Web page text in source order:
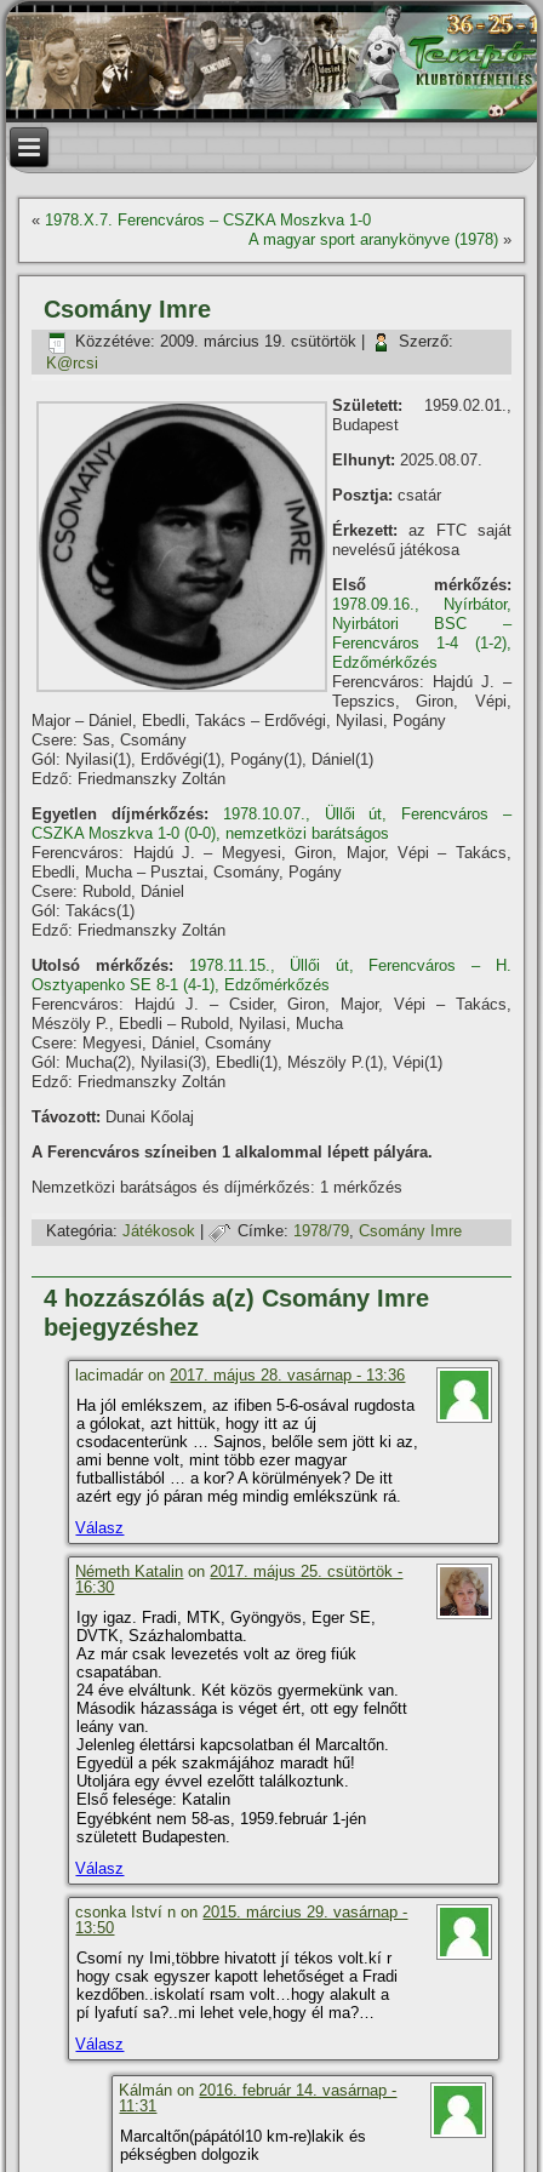
« 1978.X.7. Ferencváros – CSZKA Moszkva 1-0
A magyar sport aranykönyve (1978)»
Csomány Imre
Közzétéve: 2009. március 19. csütörtök
Szerző:
K@rcsi
Született: 1959.02.01.,
Budapest
Elhunyt: 2025.08.07.
Posztja: csatár
Érkezett: az FTC saját
nevelésű játékosa
Első mérkőzés:
1978.09.16., Nyírbátor,
Nyirbátori BSC –
Ferencváros 1-4 (1-2),
Edzőmérkőzés
Ferencváros: Hajdú J. –
Tepszics, Giron, Vépi,
Major – Dániel, Ebedli, Takács – Erdővégi, Nyilasi, Pogány
Csere: Sas, Csomány
Gól: Nyilasi(1), Erdővégi(1), Pogány(1), Dániel(1)
Edző: Friedmanszky Zoltán
Egyetlen díjmérkőzés:
1978.10.07., Üllői út, Ferencváros –
CSZKA Moszkva 1-0 (0-0), nemzetközi barátságos
Ferencváros: Hajdú J. – Megyesi, Giron, Major, Vépi – Takács,
Ebedli, Mucha – Pusztai, Csomány, Pogány
Csere: Rubold, Dániel
Gól: Takács(1)
Edző: Friedmanszky Zoltán
Utolsó mérkőzés:
1978.11.15., Üllői út, Ferencváros – H.
Osztyapenko SE 8-1 (4-1), Edzőmérkőzés
Ferencváros: Hajdú J. – Csider, Giron, Major, Vépi – Takács,
Mészöly P., Ebedli – Rubold, Nyilasi, Mucha
Csere: Megyesi, Dániel, Csomány
Gól: Mucha(2), Nyilasi(3), Ebedli(1), Mészöly P.(1), Vépi(1)
Edző: Friedmanszky Zoltán
Távozott: Dunai Kőolaj
A Ferencváros szí­neiben 1 alkalommal lépett pályára.
Nemzetközi barátságos és dí­jmérkőzés: 1 mérkőzés
Kategória: Játékosok | Címke: 1978/79,Csomány Imre
4 hozzászólás a(z) Csomány Imre
bejegyzéshez
lacimadár on2017. május 28. vasárnap - 13:36
Ha jól emlékszem, az ifiben 5-6-osával rugdosta
a gólokat, azt hittük, hogy itt az új
csodacenterünk … Sajnos, belőle sem jött ki az,
ami benne volt, mint több ezer magyar
futballistából … a kor? A körülmények? De itt
azért egy jó páran még mindig emlékszünk rá.
Válasz
Németh Katalin on2017. május 25. csütörtök -
16:30
Igy igaz. Fradi, MTK, Gyöngyös, Eger SE,
DVTK, Százhalombatta.
Az már csak levezetés volt az öreg fiúk
csapatában.
24 éve elváltunk. Két közös gyermekünk van.
Második házassága is véget ért, ott egy felnőtt
leány van.
Jelenleg élettársi kapcsolatban él Marcaltőn.
Egyedül a pék szakmájához maradt hű!
Utoljára egy évvel ezelőtt találkoztunk.
Első felesége: Katalin
Egyébként nem 58-as, 1959.február 1-jén
született Budapesten.
Válasz
csonka Iství n on2015. március 29. vasárnap -
13:50
Csomí ny Imi,többre hivatott jí tékos volt.kí r
hogy csak egyszer kapott lehetőséget a Fradi
kezdőben..iskolatí rsam volt…hogy alakult a
pí lyafutí sa?..mi lehet vele,hogy él ma?…
Válasz
Kálmán on 2016. február 14. vasárnap -
11:31
Marcaltőn(pápától10 km-re)lakik és
pékségben dolgozik